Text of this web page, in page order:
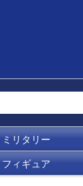
ミリタリー
フィギュア